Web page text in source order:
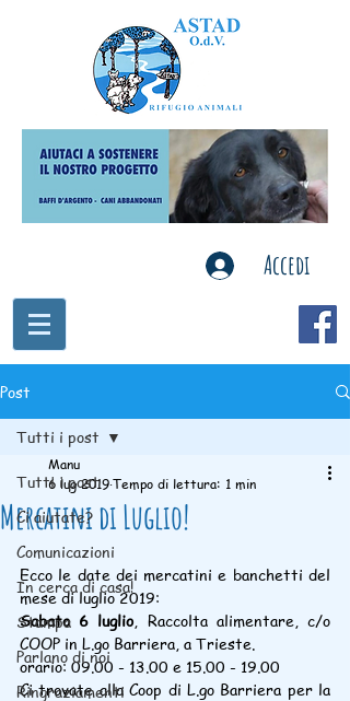
Accedi
Post
Tutti i post
Ci aiutate?
Comunicazioni
In cerca di casa!
Stampa
Parlano di noi
Ringraziamenti
Tutti i post
Mercatini di Luglio!
Manu
6 lug 2019Tempo di lettura: 1 min
Ecco le date dei mercatini e banchetti del
mese di luglio 2019:
Sabato 6 luglio, Raccolta alimentare, c/o
COOP in L.go Barriera, a Trieste.
orario: 09.00 - 13.00 e 15.00 - 19.00
Ci trovate alla Coop di L.go Barriera per la